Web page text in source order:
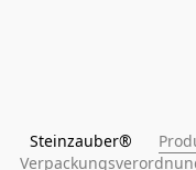
Steinzauber®